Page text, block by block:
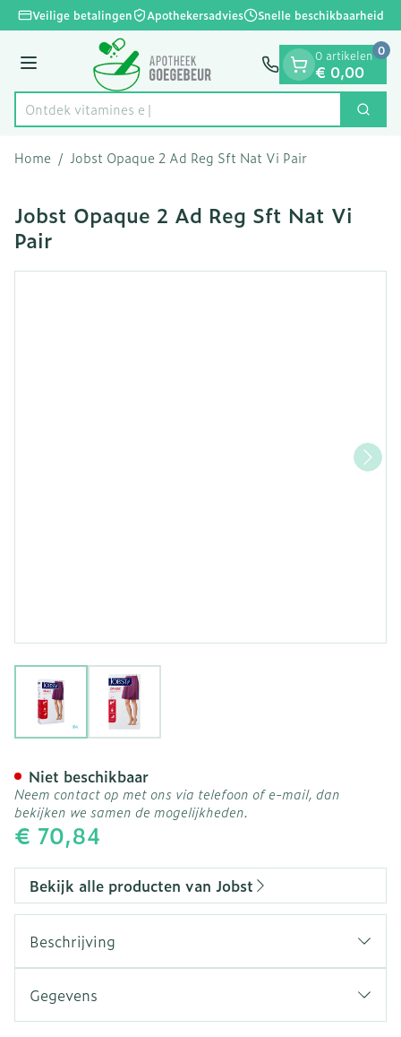
Ga naar de inhoud
1 van 1
Veilige betalingen Apothekersadvies Snelle beschikbaarheid
Menu
Product, merk, categorie...
Ontdek vit Zoek
0 artikelen
€ 0,00
0
Home / Jobst Opaque 2 Ad Reg Sft Nat Vi Pair
Jobst Opaque 2 Ad Reg Sft Nat Vi
Pair
View larger imageView larger image
€ 70,84
Niet beschikbaar
Neem contact op met ons via telefoon of e-mail, dan
bekijken we samen de mogelijkheden.
Bekijk alle producten van Jobst
Beschrijving
Gegevens